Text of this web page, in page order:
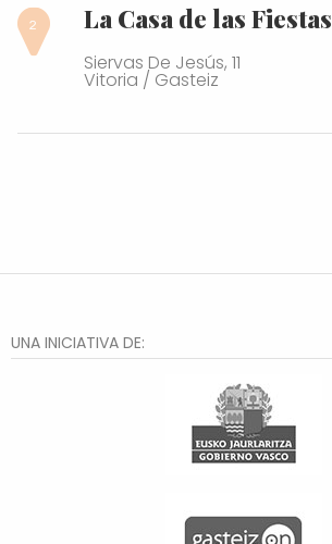
La Casa de las Fiestas
Siervas De Jesús, 11
Vitoria / Gasteiz
UNA INICIATIVA DE: